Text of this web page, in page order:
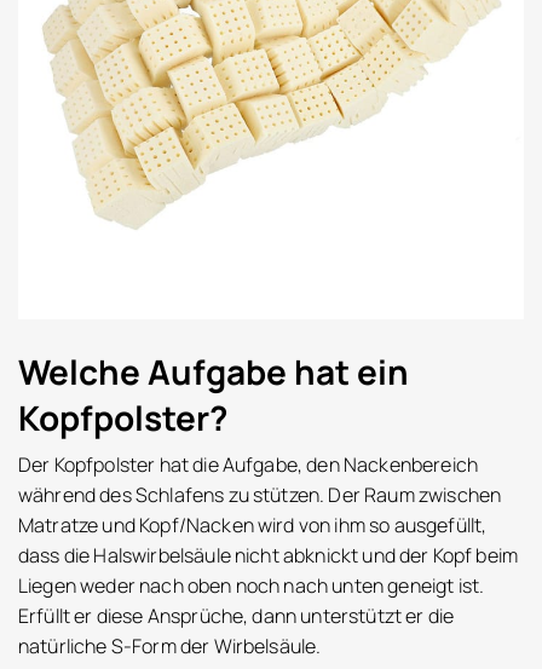
Welche Aufgabe hat ein
Kopfpolster?
Der Kopfpolster hat die Aufgabe, den Nackenbereich
während des Schlafens zu stützen. Der Raum zwischen
Matratze und Kopf/Nacken wird von ihm so ausgefüllt,
dass die Halswirbelsäule nicht abknickt und der Kopf beim
Liegen weder nach oben noch nach unten geneigt ist.
Erfüllt er diese Ansprüche, dann unterstützt er die
natürliche S-Form der Wirbelsäule.